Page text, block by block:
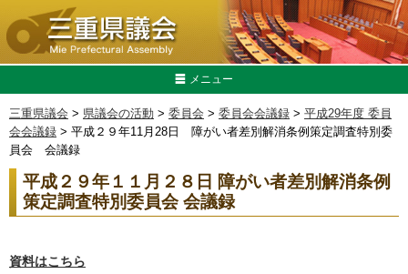
メニュー
三重県議会 > 県議会の活動 > 委員会 > 委員会会議録 > 平成29年度 委員
会会議録 > 平成２９年11月28日 障がい者差別解消条例策定調査特別委
員会 会議録
平成２９年１１月２８日 障がい者差別解消条例
策定調査特別委員会 会議録
資料はこちら